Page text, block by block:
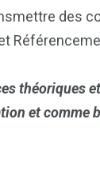
des
théoriques
et comme